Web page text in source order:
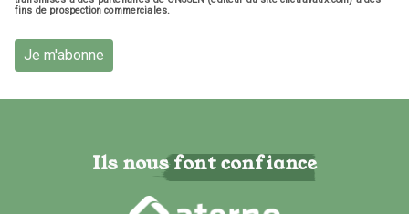
fins de prospection commerciales.
Je m'abonne
Ils nous font confiance